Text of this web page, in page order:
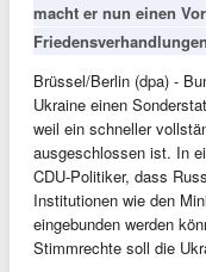
macht er nun einen
Brüssel/Berlin (dpa) -
Ukraine einen
weil ein schneller
ausgeschlossen ist. In
CDU-Politiker, dass
Institutionen wie den
eingebunden werden
Stimmrechte soll die